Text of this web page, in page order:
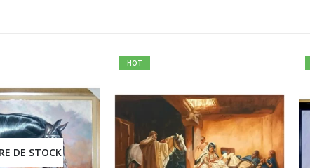
HOT
RUPTURE DE STOCK